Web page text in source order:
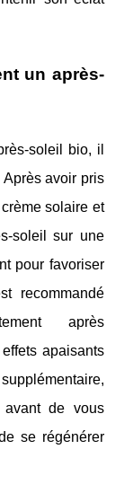
un après-
soleil bio, il
avoir pris
solaire et
soleil sur une
pour favoriser
recommandé
après
apaisants
avant de vous
se régénérer